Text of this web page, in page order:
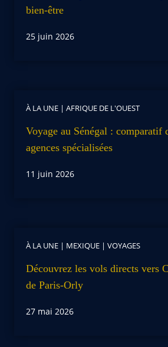
bien-être
25 juin 2026
À LA UNE | AFRIQUE DE L'OUEST
Voyage au Sénégal : comparatif
agences spécialisées
11 juin 2026
À LA UNE | MEXIQUE | VOYAGES
Découvrez les vols directs vers
de Paris-Orly
27 mai 2026